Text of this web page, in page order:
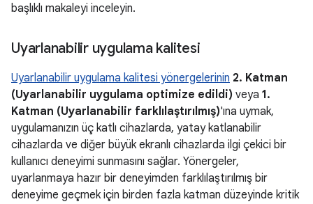
başlıklı makaleyi inceleyin.
Uyarlanabilir uygulama kalitesi
Uyarlanabilir uygulama kalitesi yönergelerinin 2. Katman
(Uyarlanabilir uygulama optimize edildi) veya 1.
Katman (Uyarlanabilir farklılaştırılmış)'ına uymak,
uygulamanızın üç katlı cihazlarda, yatay katlanabilir
cihazlarda ve diğer büyük ekranlı cihazlarda ilgi çekici bir
kullanıcı deneyimi sunmasını sağlar. Yönergeler,
uyarlanmaya hazır bir deneyimden farklılaştırılmış bir
deneyime geçmek için birden fazla katman düzeyinde kritik